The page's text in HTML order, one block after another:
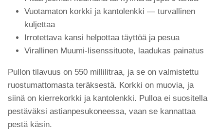
Vuotamaton korkki ja kantolenkki — turvallinen
kuljettaa
Irrotettava kansi helpottaa täyttöä ja pesua
Virallinen Muumi-lisenssituote, laadukas painatus
Pullon tilavuus on 550 millilitraa, ja se on valmistettu
ruostumattomasta teräksestä. Korkki on muovia, ja
siinä on kierrekorkki ja kantolenkki. Pulloa ei suositella
pestäväksi astianpesukoneessa, vaan se kannattaa
pestä käsin.